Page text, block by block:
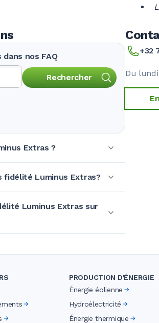
nos FAQ
Rechercher
Extras ?
fidélité Luminus Extras?
Luminus Extras sur
+32
Du
PRODUCTION D'ÉNERGIE
Énergie éolienne
Hydroélectricité
Énergie thermique